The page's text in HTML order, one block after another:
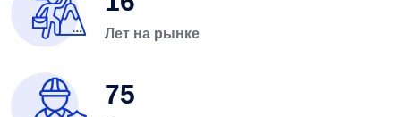
Лет на рынке
75